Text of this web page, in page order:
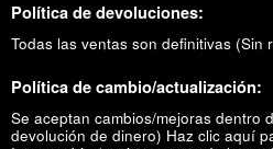
Política de devoluciones:
Todas las ventas son definitivas (Sin
Política de cambio/actualización:
Se aceptan cambios/mejoras dentro
devolución de dinero) Haz clic aquí